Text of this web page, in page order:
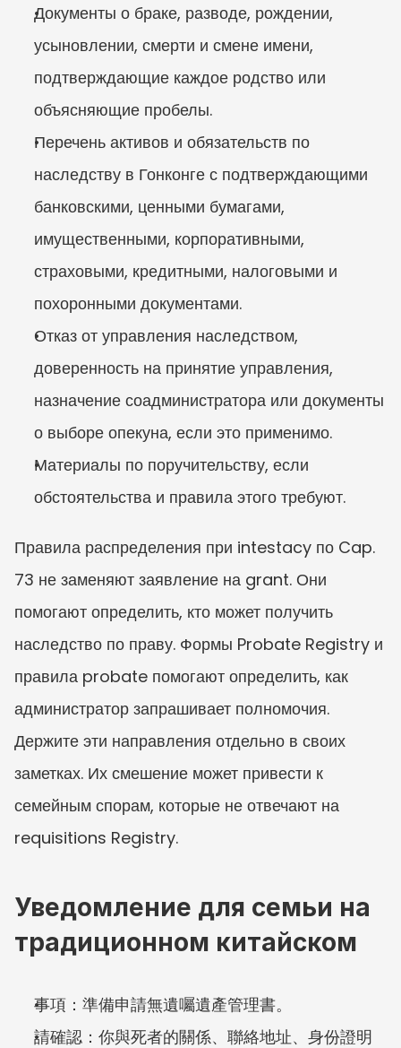
Документы о браке, разводе, рождении,
усыновлении, смерти и смене имени,
подтверждающие каждое родство или
объясняющие пробелы.
Перечень активов и обязательств по
наследству в Гонконге с подтверждающими
банковскими, ценными бумагами,
имущественными, корпоративными,
страховыми, кредитными, налоговыми и
похоронными документами.
Отказ от управления наследством,
доверенность на принятие управления,
назначение соадминистратора или документы
о выборе опекуна, если это применимо.
Материалы по поручительству, если
обстоятельства и правила этого требуют.
Правила распределения при intestacy по Cap.
73 не заменяют заявление на grant. Они
помогают определить, кто может получить
наследство по праву. Формы Probate Registry и
правила probate помогают определить, как
администратор запрашивает полномочия.
Держите эти направления отдельно в своих
заметках. Их смешение может привести к
семейным спорам, которые не отвечают на
requisitions Registry.
Уведомление для семьи на
традиционном китайском
事項：準備申請無遺囑遺產管理書。
請確認：你與死者的關係、聯絡地址、身份證明